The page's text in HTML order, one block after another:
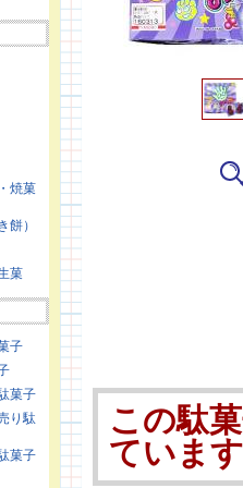
焼菓
餅）
菓
子
菓子
り駄
菓子
この駄
ていま